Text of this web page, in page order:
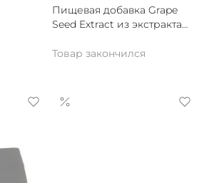
Пищевая добавка Grape
Seed Extract из экстракта
Товар закончился